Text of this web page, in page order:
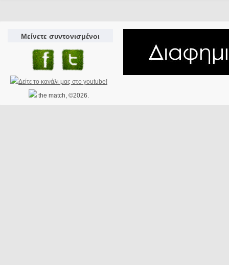
Μείνετε συντονισμένοι
the match, ©2026.